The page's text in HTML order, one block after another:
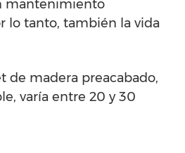
mantenimiento
lo tanto, también la vida
de madera preacabado,
varía entre 20 y 30